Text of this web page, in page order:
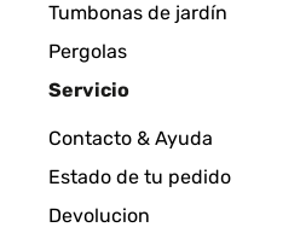
Tumbonas de jardín
Pergolas
Servicio
Contacto & Ayuda
Estado de tu pedido
Devolucion